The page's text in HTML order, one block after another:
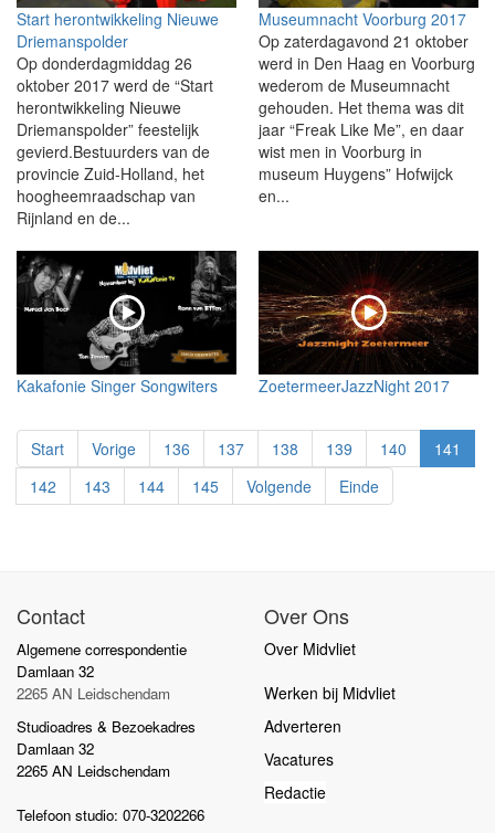
Start herontwikkeling Nieuwe
Driemanspolder
Op donderdagmiddag 26
oktober 2017 werd de “Start
herontwikkeling Nieuwe
Driemanspolder” feestelijk
gevierd.Bestuurders van de
provincie Zuid-Holland, het
hoogheemraadschap van
Rijnland en de...
Museumnacht Voorburg 2017
Op zaterdagavond 21 oktober
werd in Den Haag en Voorburg
wederom de Museumnacht
gehouden. Het thema was dit
jaar “Freak Like Me”, en daar
wist men in Voorburg in
museum Huygens” Hofwijck
en...
Kakafonie Singer Songwiters ZoetermeerJazzNight 2017
Start Vorige 136 137 138 139 140
141
142
143 144 145 Volgende Einde
Contact
Algemene correspondentie
Damlaan 32
2265 AN Leidschendam
Studioadres & Bezoekadres
Damlaan 32
2265 AN Leidschendam
Telefoon studio: 070-3202266
Over Ons
Over Midvliet
Werken bij Midvliet
Adverteren
Vacatures
Redactie